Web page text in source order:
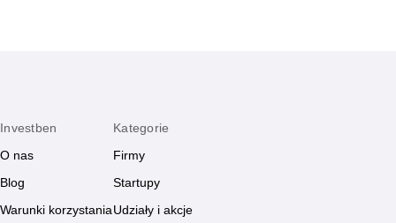
Investben
O nas
Blog
Warunki korzystania
Kategorie
Firmy
Startupy
Udziały i akcje